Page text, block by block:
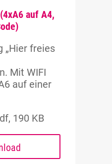
auf A4,
„Hier freies
Mit WIFI
auf einer
190 KB